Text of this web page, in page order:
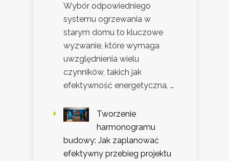
Wybór odpowiedniego
systemu ogrzewania w
starym domu to kluczowe
wyzwanie, które wymaga
uwzględnienia wielu
czynników, takich jak
efektywność energetyczna, …
Tworzenie
harmonogramu
budowy: Jak zaplanować
efektywny przebieg projektu